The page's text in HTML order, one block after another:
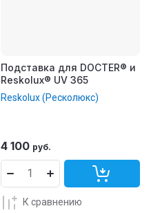
Подставка для DOCTER® и
Reskolux® UV 365
Reskolux (Ресколюкс)
4 100 руб.
К сравнению